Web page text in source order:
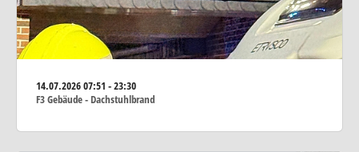
14.07.202607:51 - 23:30
F3 Gebäude - Dachstuhlbrand